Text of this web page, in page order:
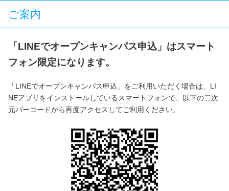
ご案内
「LINEでオープンキャンパス申込」はスマート
フォン限定になります。
「LINEでオープンキャンパス申込」をご利用いただく場合は、LI
NEアプリをインストールしているスマートフォンで、以下の二次
元バーコードから再度アクセスしてご利用ください。